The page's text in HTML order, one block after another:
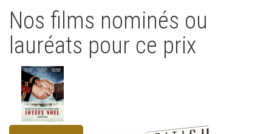
Nos films nominés ou
lauréats pour ce prix